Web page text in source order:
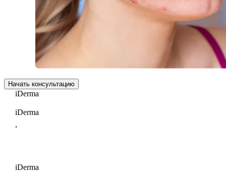
Начать консультацию
iDerma
iDerma
,
iDerma